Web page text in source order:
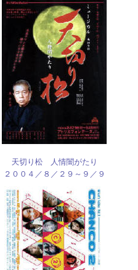
天切り松 人情闇がたり
２００４／８／２９～９／９